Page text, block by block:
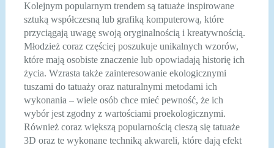
Kolejnym popularnym trendem są tatuaże inspirowane
sztuką współczesną lub grafiką komputerową, które
przyciągają uwagę swoją oryginalnością i kreatywnością.
Młodzież coraz częściej poszukuje unikalnych wzorów,
które mają osobiste znaczenie lub opowiadają historię ich
życia. Wzrasta także zainteresowanie ekologicznymi
tuszami do tatuaży oraz naturalnymi metodami ich
wykonania – wiele osób chce mieć pewność, że ich
wybór jest zgodny z wartościami proekologicznymi.
Również coraz większą popularnością cieszą się tatuaże
3D oraz te wykonane techniką akwareli, które dają efekt